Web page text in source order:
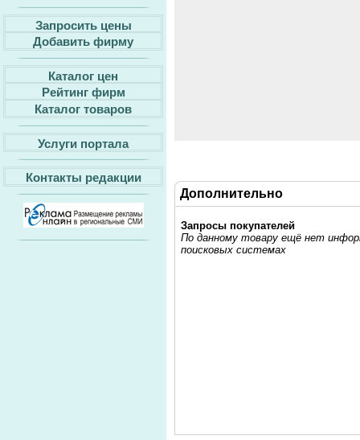
Запросить цены
Добавить фирму
Каталог цен
Рейтинг фирм
Каталог товаров
Услуги портала
Контакты редакции
Дополнительно
Запросы покупателей
По данному товару ещё нет
поисковых системах